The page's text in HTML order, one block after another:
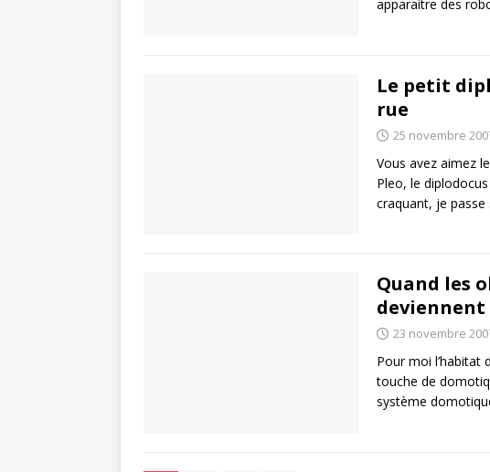
apparaitre des
Le petit
rue
25 novembre
Vous avez aimez
Pleo, le
craquant, je passe
Quand les
23 novembre
Pour moi l’habitat
touche de
système